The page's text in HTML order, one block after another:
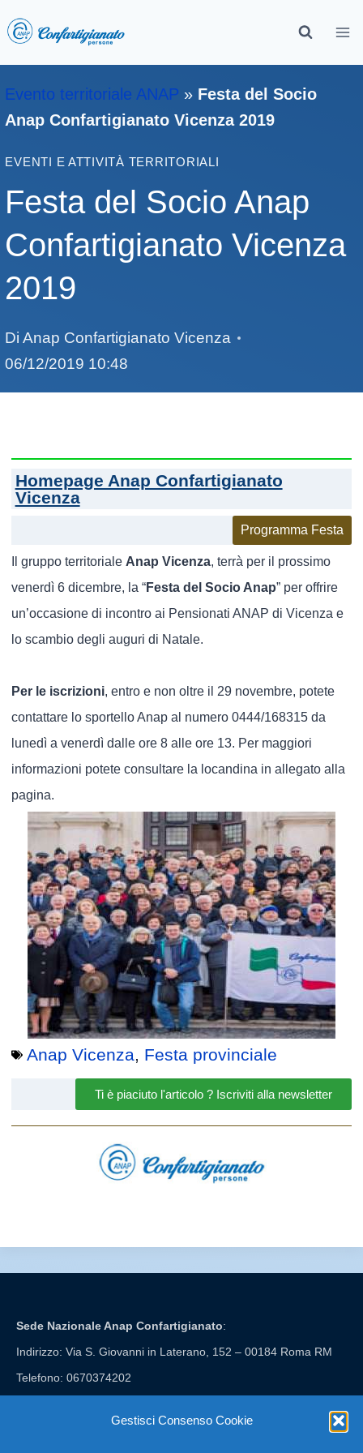
Gestisci Consenso Cookie
Evento territoriale ANAP » Festa del Socio
Anap Confartigianato Vicenza 2019
EVENTI E ATTIVITÀ TERRITORIALI
Festa del Socio Anap
Confartigianato Vicenza
2019
Di Anap Confartigianato Vicenza
06/12/2019 10:48
Homepage Anap Confartigianato
Vicenza
Programma Festa
Il gruppo territoriale Anap Vicenza, terrà per il prossimo
venerdì 6 dicembre, la “Festa del Socio Anap” per offrire
un’occasione di incontro ai Pensionati ANAP di Vicenza e
lo scambio degli auguri di Natale.
Per le iscrizioni, entro e non oltre il 29 novembre, potete
contattare lo sportello Anap al numero 0444/168315 da
lunedì a venerdì dalle ore 8 alle ore 13. Per maggiori
informazioni potete consultare la locandina in allegato alla
pagina.
Anap Vicenza, Festa provinciale
Ti è piaciuto l'articolo ? Iscriviti alla newsletter
Sede Nazionale Anap Confartigianato:
Indirizzo: Via S. Giovanni in Laterano, 152 – 00184 Roma RM
Telefono: 0670374202